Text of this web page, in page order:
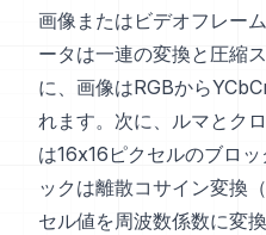
画像またはビデオフレー
ータは一連の変換と圧縮
に、画像はRGBから
れます。次に、ルマとク
は16x16ピクセルのブロ
ックは離散コサイン変換
セル値を周波数係数に変換